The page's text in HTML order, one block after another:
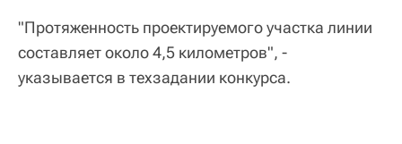
"Протяженность проектируемого участка линии
составляет около 4,5 километров", -
указывается в техзадании конкурса.